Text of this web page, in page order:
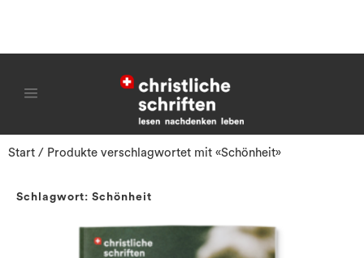
Start / Produkte verschlagwortet mit «Schönheit»
Schlagwort: Schönheit